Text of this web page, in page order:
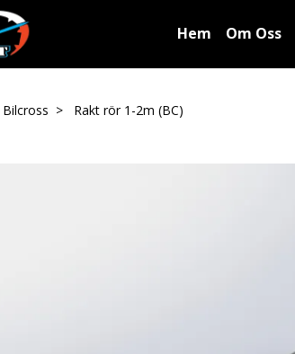
Hem Om Oss
Bilcross Rakt rör 1-2m (BC)